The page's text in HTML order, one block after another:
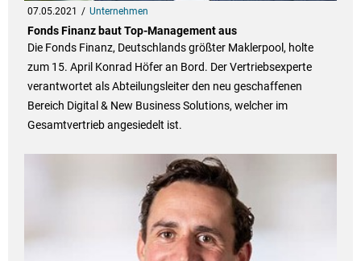
07.05.2021 Unternehmen
Fonds Finanz baut Top-Management aus
Die Fonds Finanz, Deutschlands größter Maklerpool, holte
zum 15. April Konrad Höfer an Bord. Der Vertriebsexperte
verantwortet als Abteilungsleiter den neu geschaffenen
Bereich Digital & New Business Solutions, welcher im
Gesamtvertrieb angesiedelt ist.